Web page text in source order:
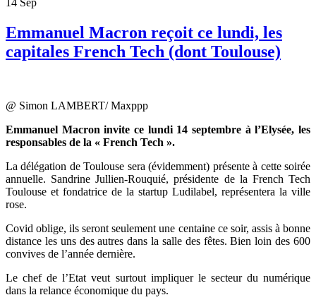
Emmanuel Macron reçoit ce lundi, les
capitales French Tech (dont Toulouse)
@ Simon LAMBERT/ Maxppp
Emmanuel Macron invite ce lundi 14 septembre à l’Elysée, les
responsables de la « French Tech ».
La délégation de Toulouse sera (évidemment) présente à cette soirée
annuelle. Sandrine Jullien-Rouquié, présidente de la French Tech
Toulouse et fondatrice de la startup Ludilabel, représentera la ville
rose.
Covid oblige, ils seront seulement une centaine ce soir, assis à bonne
distance les uns des autres dans la salle des fêtes. Bien loin des 600
convives de l’année dernière.
Le chef de l’Etat veut surtout impliquer le secteur du numérique
dans la relance économique du pays.